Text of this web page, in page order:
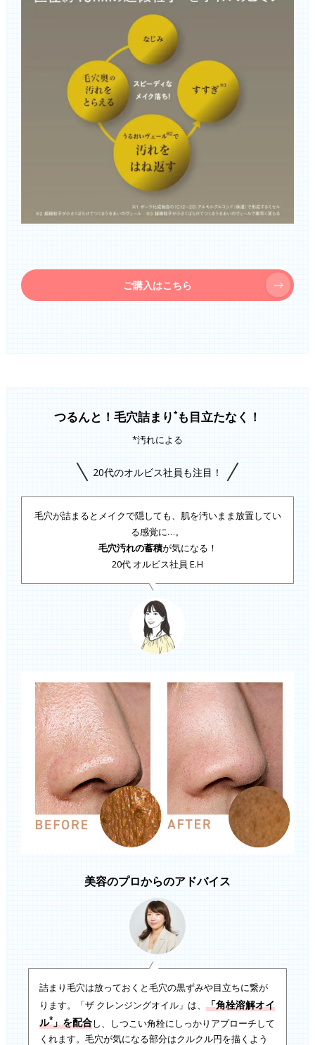
ご購入はこちら
つるんと！毛穴詰まり * も目立たなく！
*汚れによる
20代のオルビス社員も注目！
毛穴が詰まるとメイクで隠しても、肌を汚いまま放置してい
る感覚に…。
毛穴汚れの蓄積が気になる！
20代 オルビス社員 E.H
美容のプロからのアドバイス
詰まり毛穴は放っておくと毛穴の黒ずみや目立ちに繋が
ります。「ザ クレンジングオイル」は、 「角栓溶解オイ
ル*」を配合し、しつこい角栓にしっかりアプローチして
くれます。毛穴が気になる部分はクルクル円を描くよう